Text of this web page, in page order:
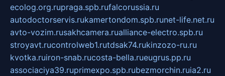
ecolog.org.rupraga.spb.rufalcorussia.ru
autodoctorservis.rukamertondom.spb.runet-life.net.ru
avto-vozim.rusakhcamera.rualliance-electro.spb.ru
stroyavt.rucontrolweb1.rutdsak74.rukinzozo-ru.ru
kvotka.ruiron-snab.rucosta-bella.rueugrus.pp.ru
associaciya39.ruprimexpo.spb.rubezmorchin.ruia2.ru